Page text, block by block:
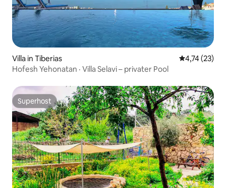
Villa in Tiberias
4,74 (23)
Hofesh Yehonatan · Villa Selavi – privater Pool
Superhost
Superhost